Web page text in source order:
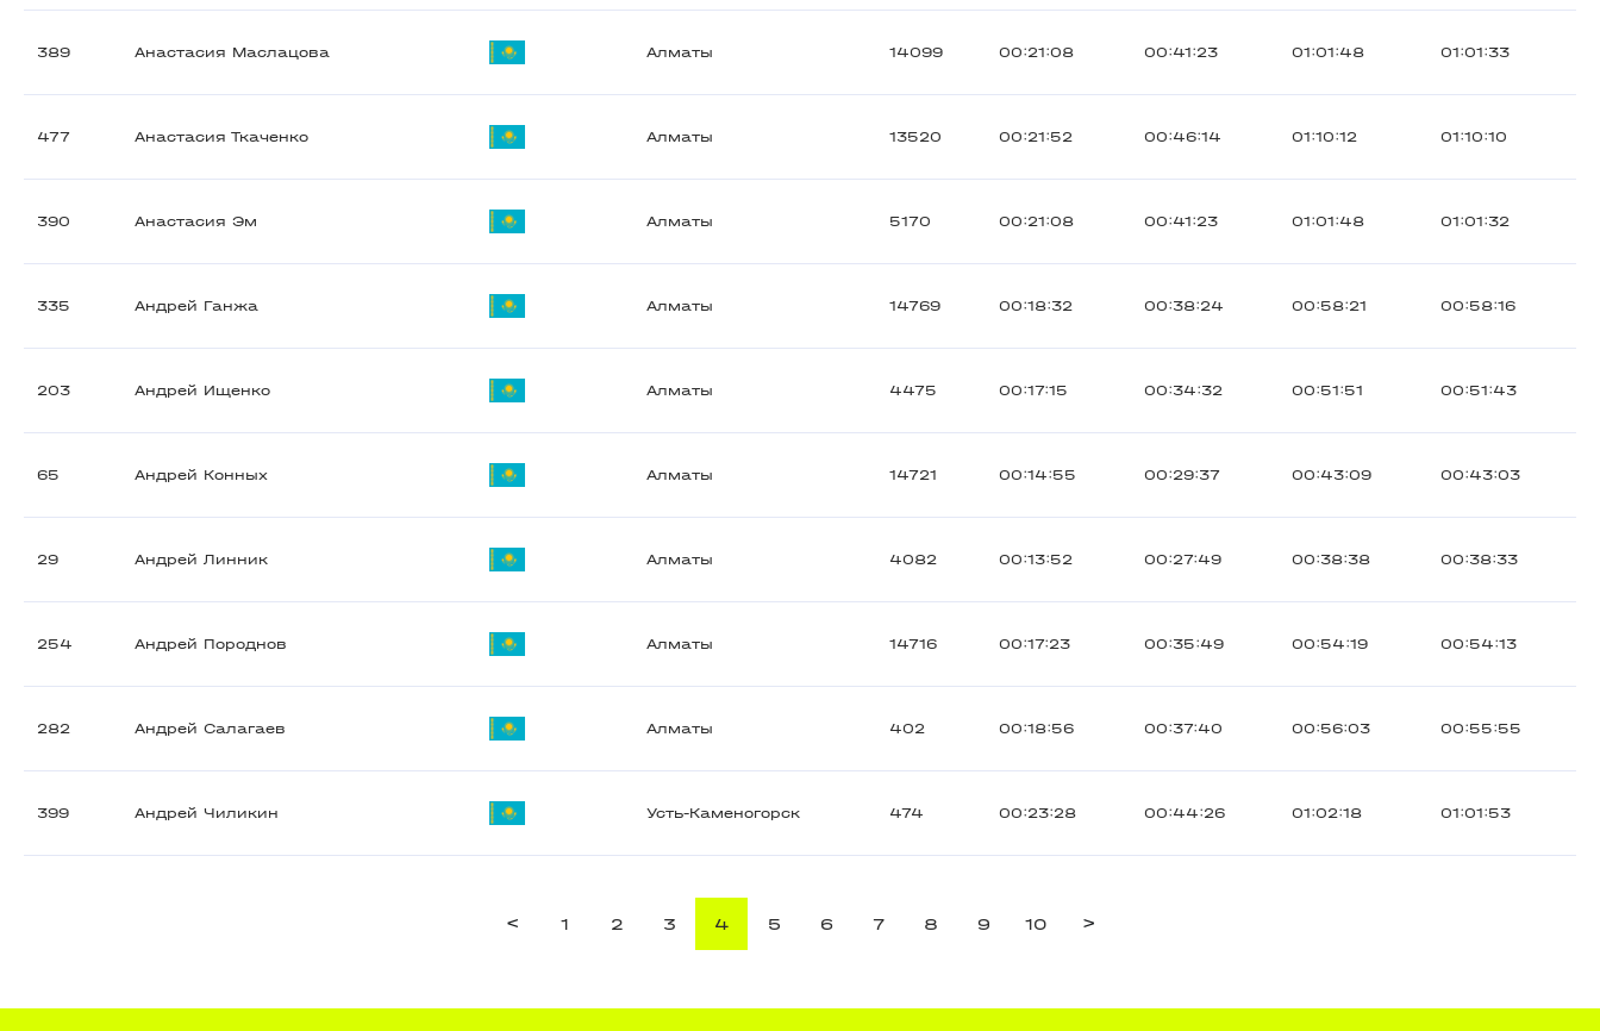
389 Анастасия Маслацова Алматы 14099 00:21:08 00:41:23 01:01:48 01:01:33
477 Анастасия Ткаченко Алматы 13520 00:21:52 00:46:14 01:10:12 01:10:10
390 Анастасия Эм Алматы 5170 00:21:08 00:41:23 01:01:48 01:01:32
335 Андрей Ганжа Алматы 14769 00:18:32 00:38:24 00:58:21 00:58:16
203 Андрей Ищенко Алматы 4475 00:17:15 00:34:32 00:51:51 00:51:43
65 Андрей Конных Алматы 14721 00:14:55 00:29:37 00:43:09 00:43:03
29 Андрей Линник Алматы 4082 00:13:52 00:27:49 00:38:38 00:38:33
254 Андрей Породнов Алматы 14716 00:17:23 00:35:49 00:54:19 00:54:13
282 Андрей Салагаев Алматы 402 00:18:56 00:37:40 00:56:03 00:55:55
399 Андрей Чиликин Усть-Каменогорск 474 00:23:28 00:44:26 01:02:18 01:01:53
< 1 2 3 4 5 6 7 8 9 10 >